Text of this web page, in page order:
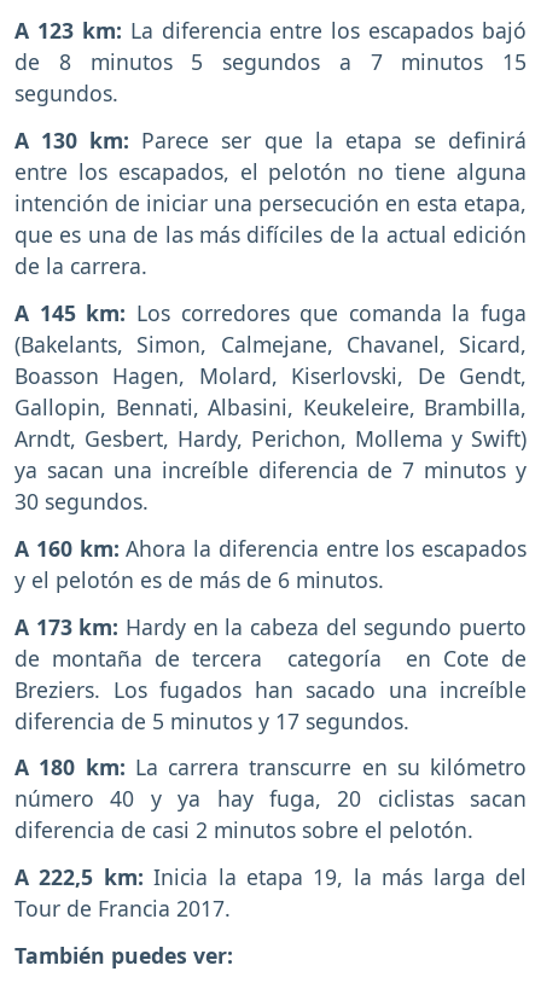
A 123 km: La diferencia entre los escapados bajó
de 8 minutos 5 segundos a 7 minutos 15
segundos.
A 130 km: Parece ser que la etapa se definirá
entre los escapados, el pelotón no tiene alguna
intención de iniciar una persecución en esta etapa,
que es una de las más difíciles de la actual edición
de la carrera.
A 145 km: Los corredores que comanda la fuga
(Bakelants, Simon, Calmejane, Chavanel, Sicard,
Boasson Hagen, Molard, Kiserlovski, De Gendt,
Gallopin, Bennati, Albasini, Keukeleire, Brambilla,
Arndt, Gesbert, Hardy, Perichon, Mollema y Swift)
ya sacan una increíble diferencia de 7 minutos y
30 segundos.
A 160 km:Ahora la diferencia entre los escapados
y el pelotón es de más de 6 minutos.
A 173 km: Hardy en la cabeza del segundo puerto
de montaña de tercera categoría en Cote de
Breziers. Los fugados han sacado una increíble
diferencia de 5 minutos y 17 segundos.
A 180 km: La carrera transcurre en su kilómetro
número 40 y ya hay fuga, 20 ciclistas sacan
diferencia de casi 2 minutos sobre el pelotón.
A 222,5 km:Inicia la etapa 19, la más larga del
Tour de Francia 2017.
También puedes ver: